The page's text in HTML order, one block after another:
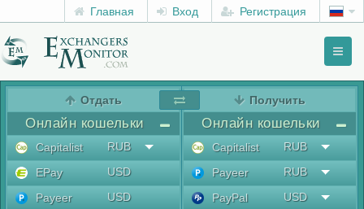
Главная Вход Регистрация
Отдать
Онлайн кошельки
Capitalist
RUB
EPay
USD
Payeer
USD
Получить
Онлайн кошельки
Capitalist
RUB
Payeer
RUB
PayPal
USD